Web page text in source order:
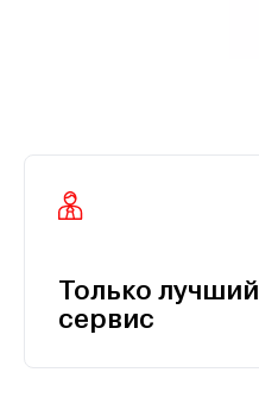
Только лучший
сервис